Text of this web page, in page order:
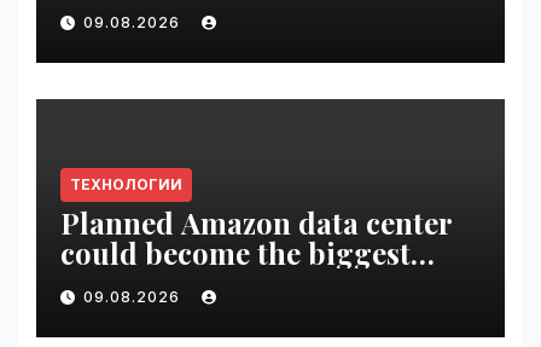
09.08.2026
ТЕХНОЛОГИИ
Planned Amazon data center
could become the biggest
climate polluter in the U.S. |
VseTime.ru
09.08.2026